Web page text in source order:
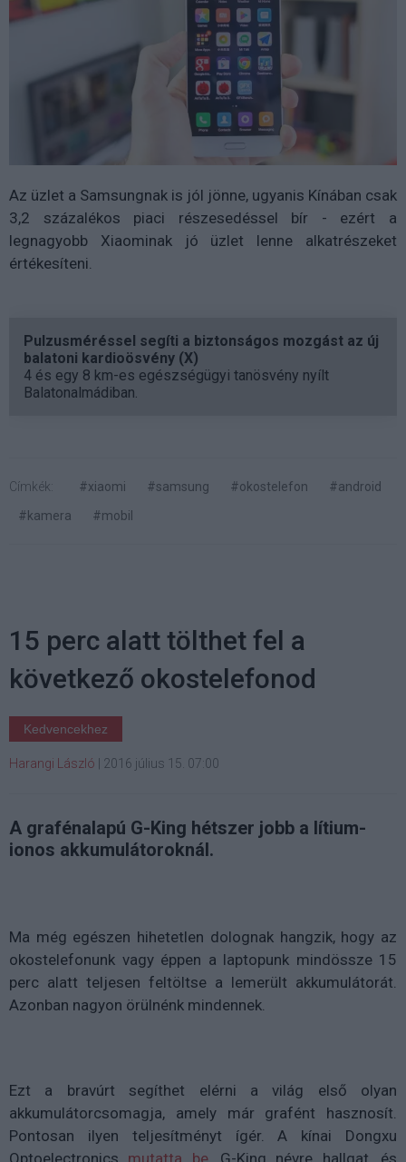
Az üzlet a Samsungnak is jól jönne, ugyanis Kínában csak
3,2 százalékos piaci részesedéssel bír - ezért a
legnagyobb Xiaominak jó üzlet lenne alkatrészeket
értékesíteni.
Pulzusméréssel segíti a biztonságos mozgást az új
balatoni kardioösvény (X)
4 és egy 8 km-es egészségügyi tanösvény nyílt
Balatonalmádiban.
Címkék: #xiaomi #samsung #okostelefon
#android
#kamera
#mobil
15 perc alatt tölthet fel a
következő okostelefonod
Kedvencekhez
Harangi László 2016 július 15. 07:00
A grafénalapú G-King hétszer jobb a lítium-
ionos akkumulátoroknál.
Ma még egészen hihetetlen dolognak hangzik, hogy az
okostelefonunk vagy éppen a laptopunk mindössze 15
perc alatt teljesen feltöltse a lemerült akkumulátorát.
Azonban nagyon örülnénk mindennek.
Ezt a bravúrt segíthet elérni a világ első olyan
akkumulátorcsomagja, amely már grafént hasznosít.
Pontosan ilyen teljesítményt ígér. A kínai Dongxu
Optoelectronics mutatta be, G-King névre hallgat, és